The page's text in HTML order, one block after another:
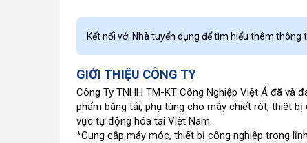
Kết nối với Nhà tuyển dụng để tìm hiểu thêm
GIỚI THIỆU CÔNG TY
Công Ty TNHH TM-KT Công Nghiệp Việt Á đã và
phẩm băng tải, phụ tùng cho máy chiết rót, thiết
vực tự động hóa tại Việt Nam.
*Cung cấp máy móc, thiết bị công nghiệp trong